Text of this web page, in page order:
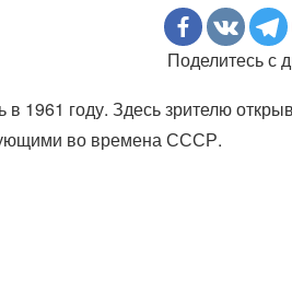
Поделитесь с
1961 году. Здесь зрителю
во времена СССР.